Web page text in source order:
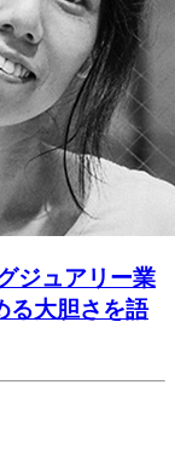
ジュアリー業
る大胆さを語